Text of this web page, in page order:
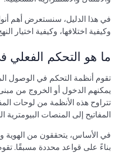
في هذا الدليل، سنستعرض أهم
وكيفية اختلافها، وكيفية اختيار
ما هو التحكم
تقوم أنظمة التحكم في الوصول
يمكنهم الدخول أو الخروج من
تتراوح هذه الأنظمة من لوحات
المفاتيح إلى المنصات البيومترية
في الأساس، يتحققون من الهوية
بناءً على قواعد محددة مسبقًا.